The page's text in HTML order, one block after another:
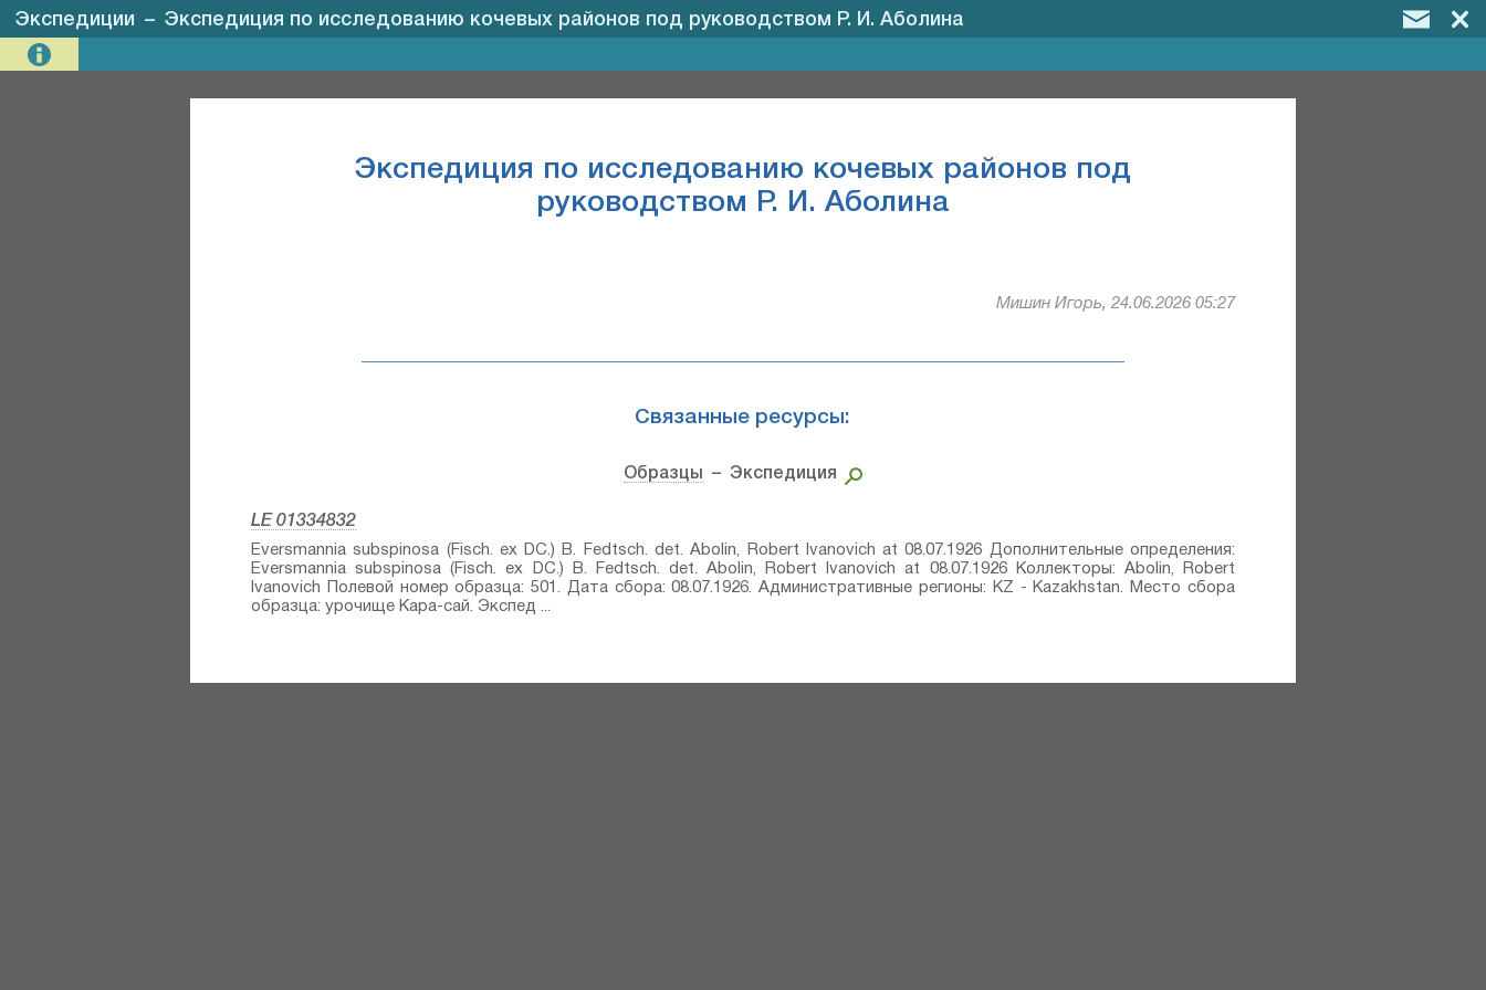
Экспедиции – Экспедиция по исследованию кочевых районов под руководством Р. И. Аболина
Экспедиция по исследованию кочевых районов под
руководством Р. И. Аболина
Мишин Игорь, 24.06.2026 05:27
Связанные ресурсы:
Образцы – Экспедиция
LE 01334832
Eversmannia subspinosa (Fisch. ex DC.) B. Fedtsch.⁣ det. Abolin, Robert Ivanovich at 08.07.1926 Дополнительные определения:
Eversmannia subspinosa (Fisch. ex DC.) B. Fedtsch.⁣ det. Abolin, Robert Ivanovich at 08.07.1926 Коллекторы: Abolin, Robert
Ivanovich Полевой номер образца: 501. Дата сбора: 08.07.1926. Административные регионы: KZ - Kazakhstan. Место сбора
образца: урочище Кара-сай. Экспед ...